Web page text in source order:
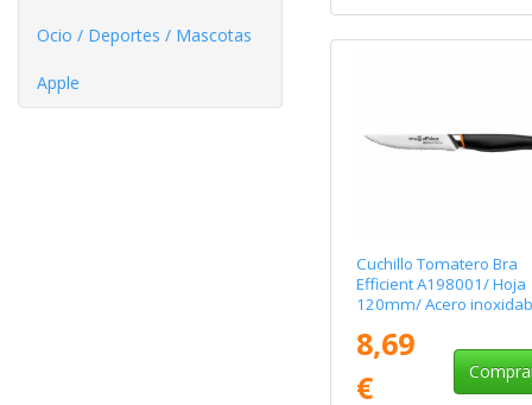
Ocio / Deportes / Mascotas
Apple
Cuchillo Tomatero Bra
Efficient A198001/ Hoja
120mm/ Acero
8,69
€